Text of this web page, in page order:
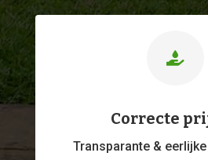

Correcte
Transparante &